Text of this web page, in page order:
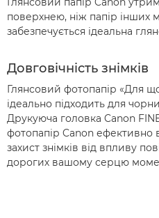
поверхнею, ніж папір інших
забезпечується ідеальна
Довговічність знімків
Глянсовий фотопапір «Для
ідеально підходить для
Друкуюча головка Canon
фотопапір Canon ефективно
захист знімків від впливу
дорогих вашому серцю